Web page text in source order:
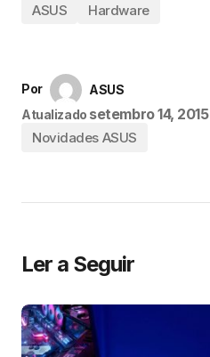
ASUS Hardware
Por
ASUS
Atualizado setembro 14, 2015
Novidades ASUS
Ler a Seguir